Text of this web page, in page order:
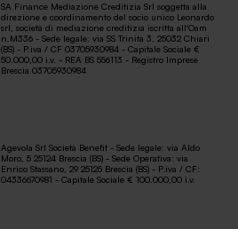
SA Finance Mediazione Creditizia Srl soggetta alla
direzione e coordinamento del socio unico Leonardo
srl, società di mediazione creditizia iscritta all'Oam
n.M336 - Sede legale: via SS Trinità 3, 25032 Chiari
(BS) - P.iva / CF 03705930984 - Capitale Sociale €
50.000,00 i.v. - REA BS 556113 - Registro Imprese
Brescia 03705930984
Agevola Srl Società Benefit - Sede legale: via Aldo
Moro, 5 25124 Brescia (BS) - Sede Operativa: via
Enrico Stassano, 29 25125 Brescia (BS) - P.iva / CF:
04336670981 - Capitale Sociale € 100.000,00 i.v.